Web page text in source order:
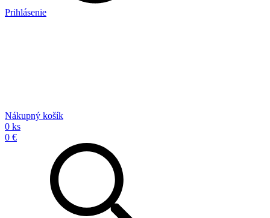
Prihlásenie
Nákupný košík
0 ks
0 €